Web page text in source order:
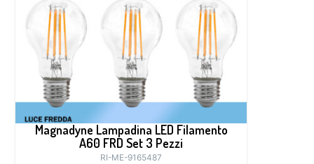
Magnadyne Lampadina LED Filamento
A60 FRD Set 3 Pezzi
RI-ME-9165487